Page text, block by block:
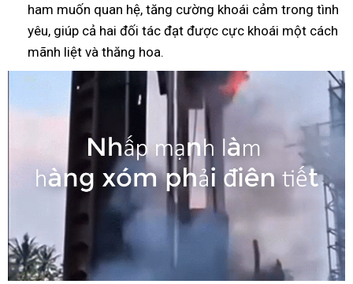
ham muốn quan hệ, tăng cường khoái cảm trong tình
yêu, giúp cả hai đối tác đạt được cực khoái một cách
mãnh liệt và thăng hoa.